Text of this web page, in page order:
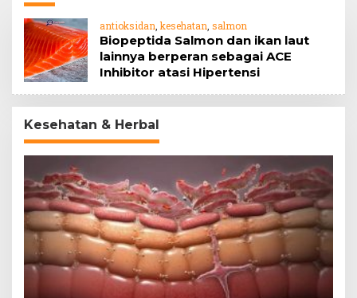
antioksidan kesehatan salmon
Biopeptida Salmon dan ikan laut
lainnya berperan sebagai ACE
Inhibitor atasi Hipertensi
Kesehatan & Herbal